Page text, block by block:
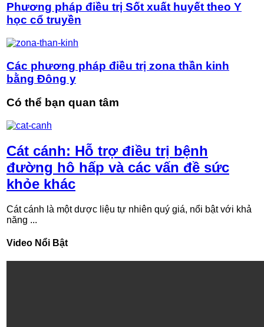
Phương pháp điều trị Sốt xuất huyết theo Y
học cổ truyền
Các phương pháp điều trị zona thần kinh
bằng Đông y
Có thể bạn quan tâm
Cát cánh: Hỗ trợ điều trị bệnh
đường hô hấp và các vấn đề sức
khỏe khác
Cát cánh là một dược liệu tự nhiên quý giá, nổi bật với khả
năng ...
Video Nổi Bật